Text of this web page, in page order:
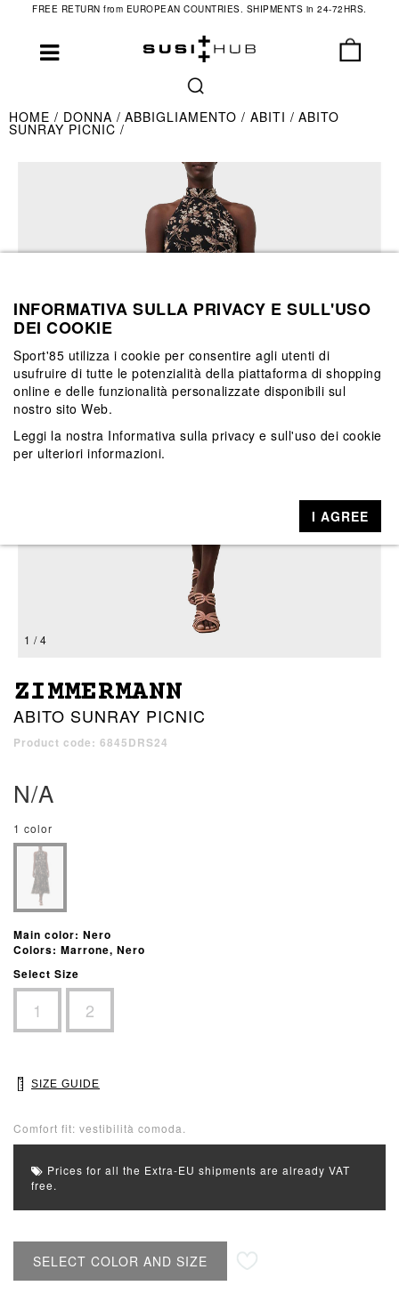
FREE RETURN from EUROPEAN COUNTRIES. SHIPMENTS in 24-72HRS.
HOME DONNA ABBIGLIAMENTO ABITI ABITO
SUNRAY PICNIC
1 / 4
ZIMMERMANN
ABITO SUNRAY PICNIC
Product code: 6845DRS24
N/A
1 color
Main color: Nero
Colors: Marrone, Nero
Select Size
1 2
SIZE GUIDE
Comfort fit: vestibilità comoda.
Prices for all the Extra-EU shipments are already VAT
free.
SELECT COLOR AND SIZE
INFORMATIVA SULLA PRIVACY E SULL'USO
DEI COOKIE
Sport'85 utilizza i cookie per consentire agli utenti di
usufruire di tutte le potenzialità della piattaforma di shopping
online e delle funzionalità personalizzate disponibili sul
nostro sito Web.
Leggi la nostra Informativa sulla privacy e sull'uso dei cookie
per ulteriori informazioni.
I AGREE